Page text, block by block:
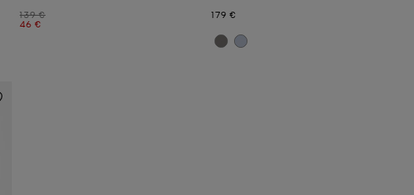
Prezzo iniziale
139 €
Prezzo attuale
46 €
Prezzo attuale
179 €